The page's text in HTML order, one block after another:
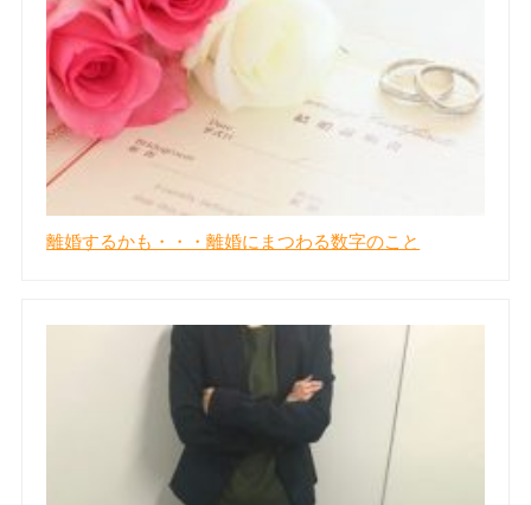
離婚するかも・・・離婚にまつわる数字のこと